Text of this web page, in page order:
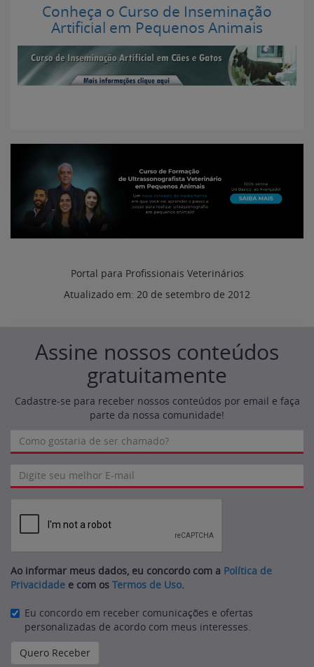
Conheça o Curso de Inseminação
Artificial em Pequenos Animais
Portal para Profissionais Veterinários
Atualizado em: 20 de setembro de 2012
Assine nossos conteúdos
gratuitamente
Cadastre-se para receber nossos conteúdos por email e faça
parte da nossa comunidade!
Ao informar meus dados, eu concordo com a Política de
Privacidade e com os Termos de Uso.
Eu concordo em receber comunicações e ofertas
personalizadas de acordo com meus interesses.